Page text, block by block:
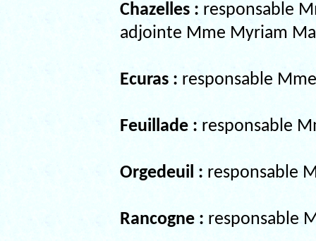
Chazelles : responsable
adjointe Mme Myriam
Ecuras : responsable
Feuillade : responsable
Orgedeuil : responsable
Rancogne : responsable